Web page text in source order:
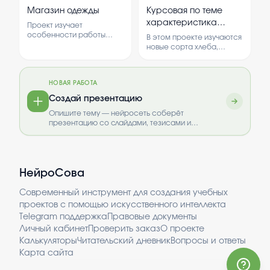
их использования.
транспортных средств.
Объясняется важность
правильного подхода к
модификации для
повышения безопасности
тюнинга в автомобильной
индустрии.
Магазин одежды
Проект изучает
особенности работы
современные тенденции
и проводится опрос
среди посетителей.
Курсовая по теме
характеристика
новых сортов хлеба
лечебного
В этом проекте изучаются
новые сорта хлеба,
лечебных и
человека.
НОВАЯ РАБОТА
Создай презентацию
Опишите тему — нейросеть соберёт
презентацию со слайдами, тезисами и
НейроСова
Современный инструмент для создания учебных
проектов с помощью искусственного интеллекта
Telegram поддержка Правовые документы
Личный кабинетПроверить заказО проекте
КалькуляторыЧитательский дневникВопросы и ответы
Карта сайта